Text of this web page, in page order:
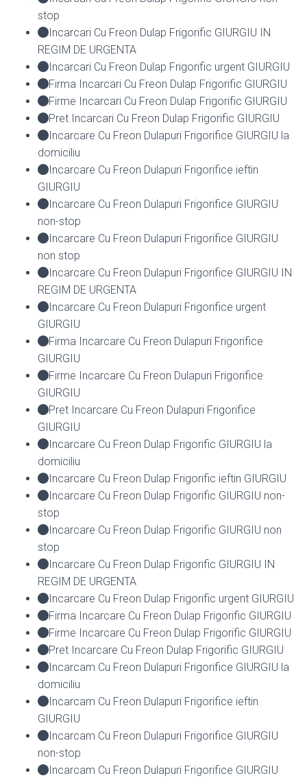
stop
Incarcari Cu Freon Dulap Frigorific GIURGIU IN
REGIM DE URGENTA
Incarcari Cu Freon Dulap Frigorific urgent GIURGIU
Firma Incarcari Cu Freon Dulap Frigorific GIURGIU
Firme Incarcari Cu Freon Dulap Frigorific GIURGIU
Pret Incarcari Cu Freon Dulap Frigorific GIURGIU
Incarcare Cu Freon Dulapuri Frigorifice GIURGIU la
domiciliu
Incarcare Cu Freon Dulapuri Frigorifice ieftin
GIURGIU
Incarcare Cu Freon Dulapuri Frigorifice GIURGIU
non-stop
Incarcare Cu Freon Dulapuri Frigorifice GIURGIU
non stop
Incarcare Cu Freon Dulapuri Frigorifice GIURGIU IN
REGIM DE URGENTA
Incarcare Cu Freon Dulapuri Frigorifice urgent
GIURGIU
Firma Incarcare Cu Freon Dulapuri Frigorifice
GIURGIU
Firme Incarcare Cu Freon Dulapuri Frigorifice
GIURGIU
Pret Incarcare Cu Freon Dulapuri Frigorifice
GIURGIU
Incarcare Cu Freon Dulap Frigorific GIURGIU la
domiciliu
Incarcare Cu Freon Dulap Frigorific ieftin GIURGIU
Incarcare Cu Freon Dulap Frigorific GIURGIU non-
stop
Incarcare Cu Freon Dulap Frigorific GIURGIU non
stop
Incarcare Cu Freon Dulap Frigorific GIURGIU IN
REGIM DE URGENTA
Incarcare Cu Freon Dulap Frigorific urgent GIURGIU
Firma Incarcare Cu Freon Dulap Frigorific GIURGIU
Firme Incarcare Cu Freon Dulap Frigorific GIURGIU
Pret Incarcare Cu Freon Dulap Frigorific GIURGIU
Incarcam Cu Freon Dulapuri Frigorifice GIURGIU la
domiciliu
Incarcam Cu Freon Dulapuri Frigorifice ieftin
GIURGIU
Incarcam Cu Freon Dulapuri Frigorifice GIURGIU
non-stop
Incarcam Cu Freon Dulapuri Frigorifice GIURGIU